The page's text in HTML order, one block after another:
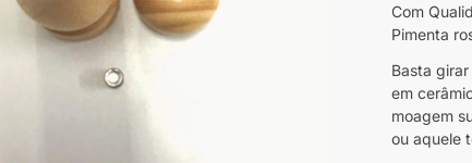
Com
Pimenta
Basta
em
moagem
ou aquele